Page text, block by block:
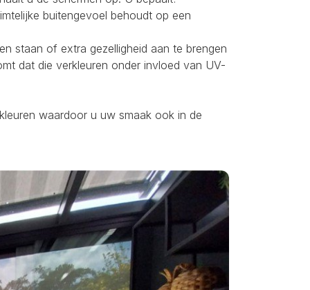
buitengevoel behoudt op een
staan of extra gezelligheid aan te brengen
dat die verkleuren onder invloed van UV-
waardoor u uw smaak ook in de